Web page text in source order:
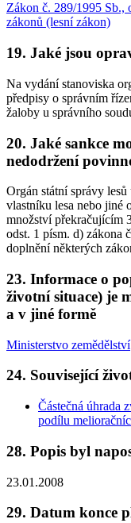
Zákon č. 289/1995 Sb.,
zákonů (lesní zákon)
19. Jaké jsou
Na vydání stanoviska
předpisy o správním
žaloby u správního
20. Jaké sankce
nedodržení
Orgán státní správy
vlastníku lesa nebo jiné
množství překračujícím
odst. 1 písm. d) zákona
doplnění některých
23. Informace o
životní situace) je
a v jiné formě
Ministerstvo zemědělství
24. Související
Částečná úhrada
podílu
28. Popis byl
23.01.2008
29. Datum konce